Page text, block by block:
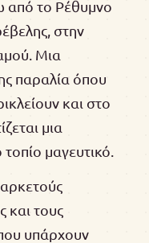
από το Ρέθυμνο
στην
Μια
παραλία όπου
και στο
μια
μαγευτικό.
και τους
υπάρχουν